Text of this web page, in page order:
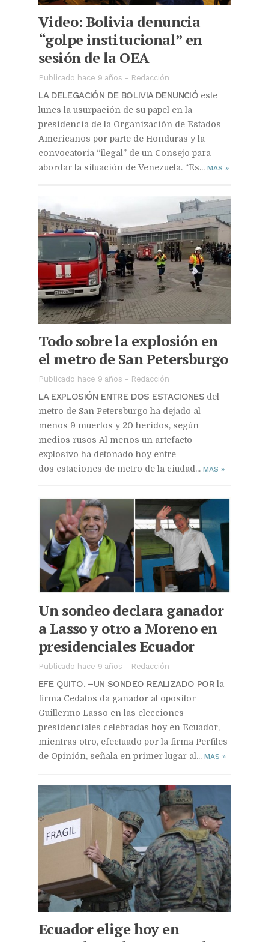
Video: Bolivia denuncia
“golpe institucional” en
sesión de la OEA
Publicado hace 9 años - Redacción
LA DELEGACIÓN DE BOLIVIA DENUNCIÓ este
lunes la usurpación de su papel en la
presidencia de la Organización de Estados
Americanos por parte de Honduras y la
convocatoria “ilegal” de un Consejo para
abordar la situación de Venezuela. “Es... MAS »
Todo sobre la explosión en
el metro de San Petersburgo
Publicado hace 9 años - Redacción
LA EXPLOSIÓN ENTRE DOS ESTACIONES del
metro de San Petersburgo ha dejado al
menos 9 muertos y 20 heridos, según
medios rusos Al menos un artefacto
explosivo ha detonado hoy entre
dos estaciones de metro de la ciudad... MAS »
Un sondeo declara ganador
a Lasso y otro a Moreno en
presidenciales Ecuador
Publicado hace 9 años - Redacción
EFE QUITO. –UN SONDEO REALIZADO POR la
firma Cedatos da ganador al opositor
Guillermo Lasso en las elecciones
presidenciales celebradas hoy en Ecuador,
mientras otro, efectuado por la firma Perfiles
de Opinión, señala en primer lugar al... MAS »
Ecuador elige hoy en